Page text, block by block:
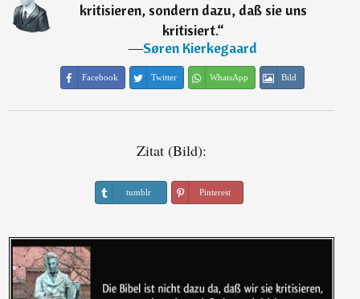
kritisieren, sondern dazu, daß sie uns
kritisiert.“
―Søren Kierkegaard
Facebook Twitter WhatsApp Bild
Zitat (Bild):
tumblr Pinterest